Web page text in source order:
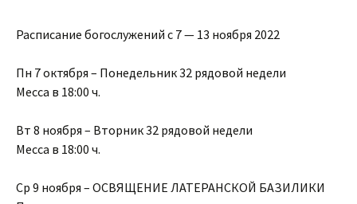
Расписание богослужений с 7 — 13 ноября 2022
Пн 7 октября – Понедельник 32 рядовой недели
Месса в 18:00 ч.
Вт 8 ноября – Вторник 32 рядовой недели
Месса в 18:00 ч.
Ср 9 ноября – ОСВЯЩЕНИЕ ЛАТЕРАНСКОЙ БАЗИЛИКИ